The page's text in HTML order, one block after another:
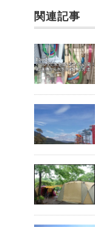
関連記事